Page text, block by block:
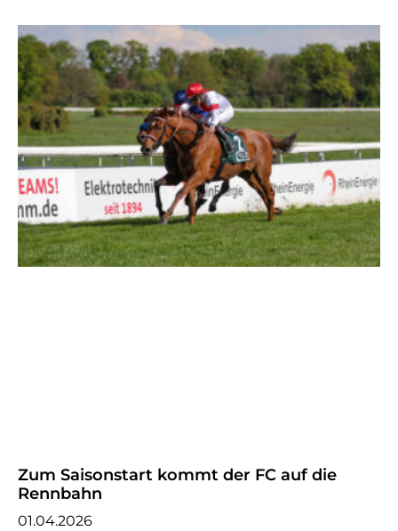
Zum Saisonstart kommt der FC auf die
Rennbahn
01.04.2026